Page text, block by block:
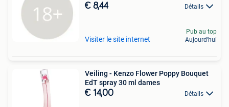
€ 8,44 Détails
Visiter le site internet
Pub au top
Aujourd'hui
Veiling - Kenzo Flower Poppy Bouquet
EdT spray 30 ml dames
€ 14,00 Détails